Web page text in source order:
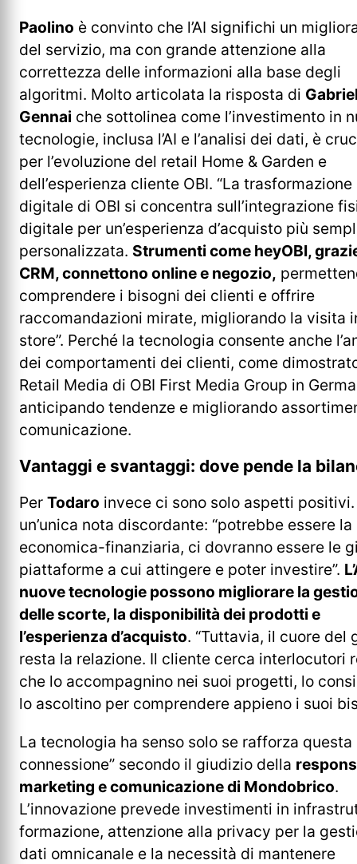
Paolino è convinto che l’AI significhi un
del servizio, ma con grande attenzione alla
correttezza delle informazioni alla base degli
algoritmi. Molto articolata la risposta di
Gennai che sottolinea come l’investimento in
tecnologie, inclusa l’AI e l’analisi dei dati, è
per l’evoluzione del retail Home & Garden e
dell’esperienza cliente OBI. “La trasformazione
digitale di OBI si concentra sull’integrazione
digitale per un’esperienza d’acquisto più
personalizzata. Strumenti come heyOBI,
CRM, connettono online e negozio,
comprendere i bisogni dei clienti e offrire
raccomandazioni mirate, migliorando la visita
store”. Perché la tecnologia consente anche
dei comportamenti dei clienti, come
Retail Media di OBI First Media Group in
anticipando tendenze e migliorando
comunicazione.
Vantaggi e svantaggi: dove pende la
Per Todaro invece ci sono solo aspetti positivi.
un’unica nota discordante: “potrebbe essere
economica-finanziaria, ci dovranno essere le
piattaforme a cui attingere e poter investire”.
nuove tecnologie possono migliorare la
delle scorte, la disponibilità dei prodotti e
l’esperienza d’acquisto. “Tuttavia, il cuore del
resta la relazione. Il cliente cerca interlocutori
che lo accompagnino nei suoi progetti, lo
lo ascoltino per comprendere appieno i suoi
La tecnologia ha senso solo se rafforza questa
connessione” secondo il giudizio della
marketing e comunicazione di Mondobrico.
L’innovazione prevede investimenti in
formazione, attenzione alla privacy per la
dati omnicanale e la necessità di mantenere